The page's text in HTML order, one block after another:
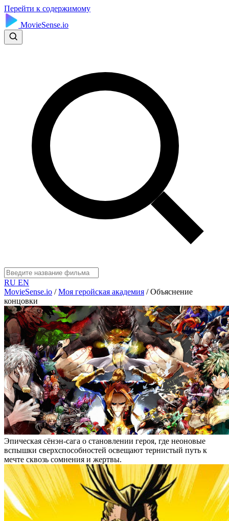
Перейти к содержимому
MovieSense.io
RU EN
MovieSense.io / Моя геройская академия / Объяснение
концовки
Эпическая сёнэн-сага о становлении героя, где неоновые
вспышки сверхспособностей освещают тернистый путь к
мечте сквозь сомнения и жертвы.